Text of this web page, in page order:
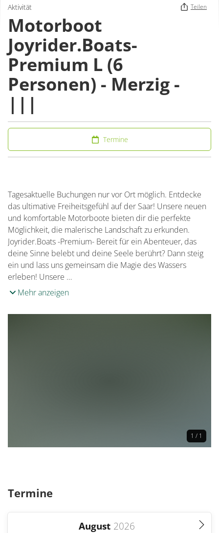
Aktivität Teilen
Motorboot
Joyrider.Boats-
Premium L (6
Personen) - Merzig -
|||
Termine
Tagesaktuelle Buchungen nur vor Ort möglich. Entdecke
das ultimative Freiheitsgefühl auf der Saar! Unsere neuen
und komfortable Motorboote bieten dir die perfekte
Möglichkeit, die malerische Landschaft zu erkunden.
Joyrider.Boats -Premium- Bereit für ein Abenteuer, das
deine Sinne belebt und deine Seele berührt? Dann steig
ein und lass uns gemeinsam die Magie des Wassers
erleben! Unsere …
Mehr anzeigen
1 / 1
Termine
August